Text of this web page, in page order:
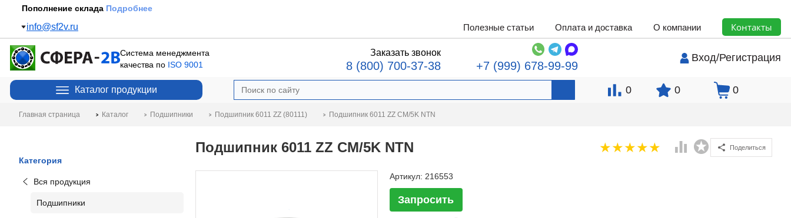
Пополнение склада Подробнее
info@sf2v.ru Полезные статьи Оплата и доставка О компании Контакты
Система менеджмента
качества по ISO 9001
Заказать звонок
8 (800) 700-37-38 +7 (999) 678-99-99
Вход/Регистрация
Каталог продукции 0 0 0
Главная страница Каталог Подшипники Подшипник 6011 ZZ (80111) Подшипник 6011 ZZ CM/5K NTN
Категория
Вся продукция
Подшипники
Подшипник 6011 ZZ CM/5K NTN Поделиться
Артикул: 216553
Запросить